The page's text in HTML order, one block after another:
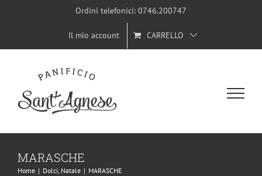
Ordini telefonici: 0746.200747
Il mio account CARRELLO
MARASCHE
Home | Dolci, Natale | MARASCHE